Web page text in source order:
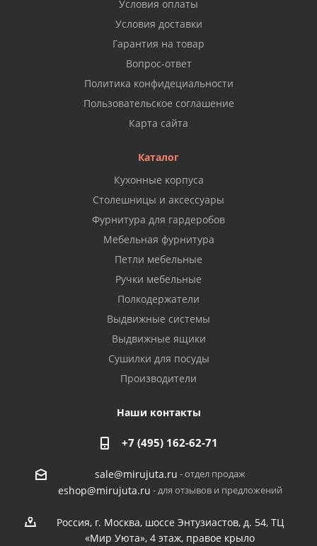
Условия оплаты
Условия доставки
Гарантия на товар
Вопрос-ответ
Политика конфидециальности
Пользовательское соглашение
Карта сайта
Каталог
Кухонные корпуса
Столешницы и аксессуары
Фурнитура для гардеробов
Мебельная фурнитура
Петли мебельные
Ручки мебельные
Полкодержатели
Выдвижные системы
Выдвижные ящики
Сушилки для посуды
Производители
Наши контакты
+7 (495) 162-62-71
sale@mirujuta.ru - отдел продаж
eshop@mirujuta.ru - для отзывов и предложений
Россия, г. Москва, шоссе Энтузиастов, д. 54, ТЦ
«Мир Уюта», 4 этаж, правое крыло